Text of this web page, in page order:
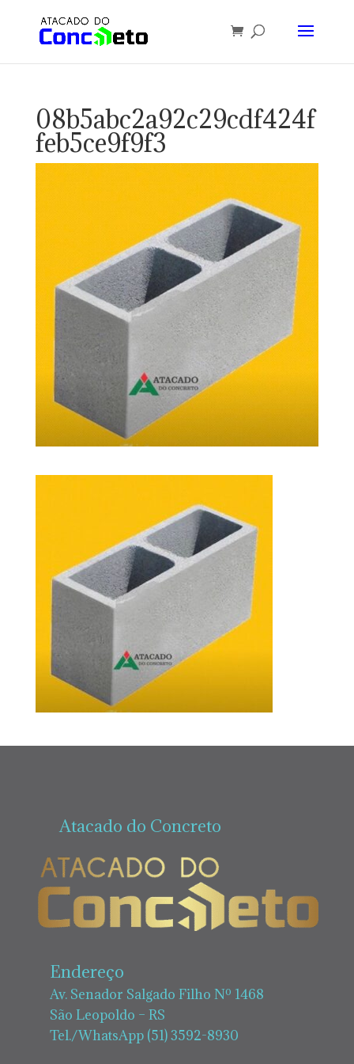
08b5abc2a92c29cdf424f
feb5ce9f9f3
Atacado do Concreto
Endereço
Av. Senador Salgado Filho Nº 1468
São Leopoldo – RS
Tel./WhatsApp (51) 3592-8930